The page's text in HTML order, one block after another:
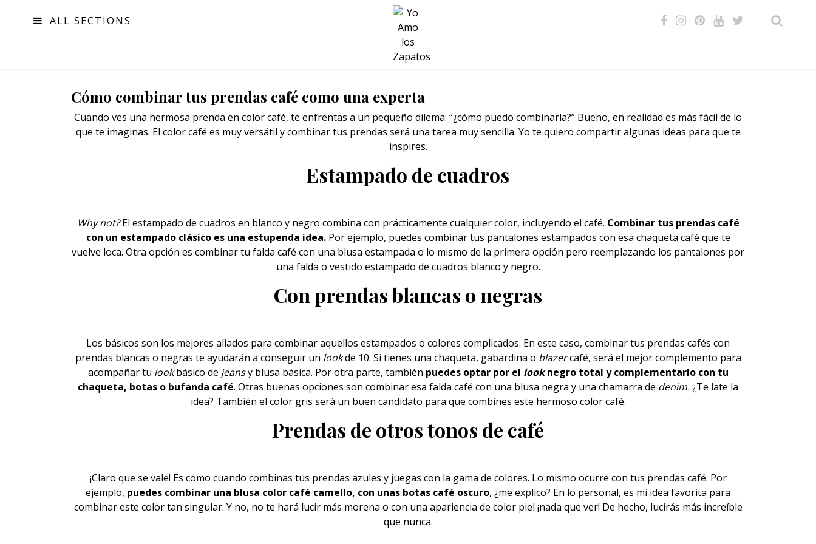
ALL SECTIONS
SALUD
Cómo combinar tus prendas café como una experta
Cuando ves una hermosa prenda en color café, te enfrentas a un pequeño dilema: “¿cómo puedo combinarla?” Bueno, en realidad es más fácil de lo
que te imaginas. El color café es muy versátil y combinar tus prendas será una tarea muy sencilla. Yo te quiero compartir algunas ideas para que te
inspires.
Estampado de cuadros
Why not?El estampado de cuadros en blanco y negro combina con prácticamente cualquier color, incluyendo el café. Combinar tus prendas café
con un estampado clásico es una estupenda idea.Por ejemplo, puedes combinar tus pantalones estampados con esa chaqueta café que te
vuelve loca. Otra opción es combinar tu falda café con una blusa estampada o lo mismo de la primera opción pero reemplazando los pantalones por
una falda o vestido estampado de cuadros blanco y negro.
Con prendas blancas o negras
Los básicos son los mejores aliados para combinar aquellos estampados o colores complicados. En este caso, combinar tus prendas cafés con
prendas blancas o negras te ayudarán a conseguir un lookde 10. Si tienes una chaqueta, gabardina o blazercafé, será el mejor complemento para
acompañar tu lookbásico de jeansy blusa básica. Por otra parte, también puedes optar por el looknegro total y complementarlo con tu
chaqueta, botas o bufanda café. Otras buenas opciones son combinar esa falda café con una blusa negra y una chamarra de denim.¿Te late la
idea? También el color gris será un buen candidato para que combines este hermoso color café.
Prendas de otros tonos de café
¡Claro que se vale! Es como cuando combinas tus prendas azules y juegas con la gama de colores. Lo mismo ocurre con tus prendas café. Por
ejemplo, puedes combinar una blusa color café camello, con unas botas café oscuro, ¿me explico? En lo personal, es mi idea favorita para
combinar este color tan singular. Y no, no te hará lucir más morena o con una apariencia de color piel ¡nada que ver! De hecho, lucirás más increíble
que nunca.